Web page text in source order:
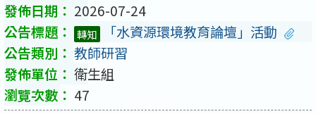
2026-07-24
轉知
「水資源環境教育論壇」活動
教師研習
衛生組
47